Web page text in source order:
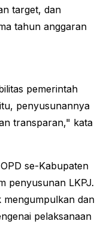
target, dan
tahun anggaran
pemerintah
penyusunannya
transparan," kata
se-Kabupaten
penyusunan LKPJ.
dan
pelaksanaan